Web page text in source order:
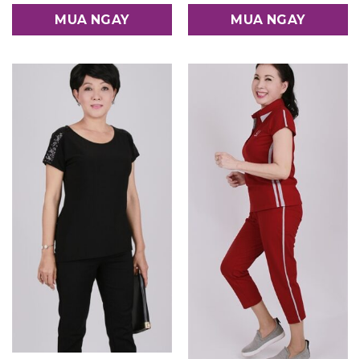
MUA NGAY MUA NGAY